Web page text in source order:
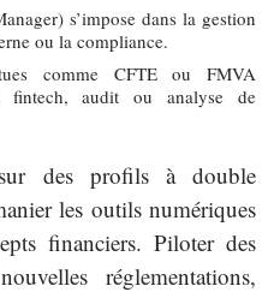
s’impose dans la gestion
ou la compliance.
comme CFTE ou FMVA
fintech, audit ou analyse de
des profils à double
les outils numériques
financiers. Piloter des
réglementations,